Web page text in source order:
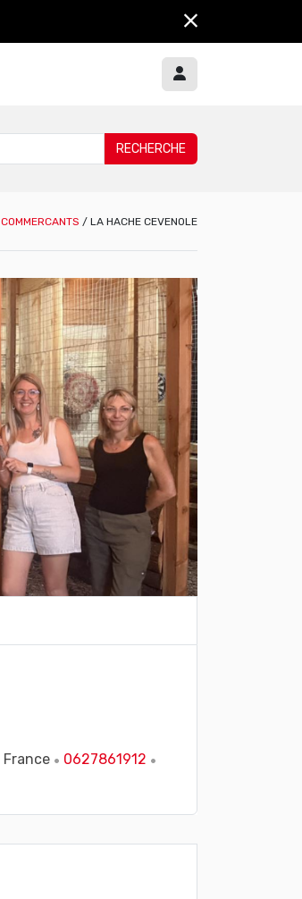
COMMERCANTS / LA HACHE CEVENOLE
France 0627861912